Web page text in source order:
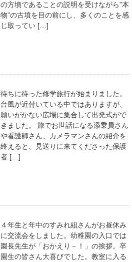
の方墳であることの説明を受けながら”本
物”の古墳を目の前にし、多くのことを感
じ取ってい […]
待ちに待った修学旅行が始まりました。
台風が近付いている中ではありますが、
願いがかない広場に集合して出発式がで
きました。 旅でお世話になる添乗員さん
や看護師さん、カメラマンさんの紹介を
終えると、見送りに来てくださった保護
者 […]
４年生と年中のすみれ組さんがお昼休み
に交流会をしました。幼稚園の入口では
園長先生が「おかえり－！」の挨拶。卒
園生の皆さん大喜びでした。教室に入る